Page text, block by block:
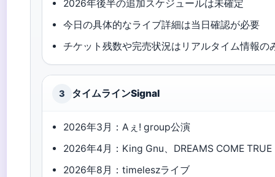
2026年後半の追加スケジュールは未確定
今日の具体的なライブ詳細は当日確認が必要
チケット残数や完売状況はリアルタイム情報の
3 タイムラインSignal
2026年3月：Aぇ! group公演
2026年4月：King Gnu、DREAMS COME TRUE
2026年8月：timeleszライブ